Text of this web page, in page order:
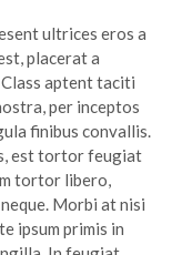
ultrices eros a
placerat a
aptent taciti
per inceptos
finibus convallis.
est tortor feugiat
tortor libero,
Morbi at nisi
ipsum primis in